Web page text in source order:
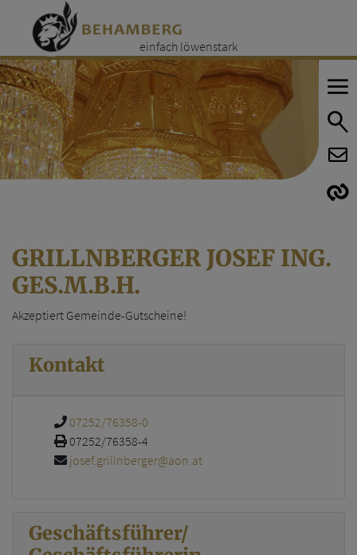
einfach löwenstark
GRILLNBERGER JOSEF ING.
GES.M.B.H.
Akzeptiert Gemeinde-Gutscheine!
Kontakt
07252/76358-0
07252/76358-4
josef.grillnberger@aon.at
Geschäftsführer/